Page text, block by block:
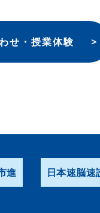
せ・授業体験
進 日本速脳速